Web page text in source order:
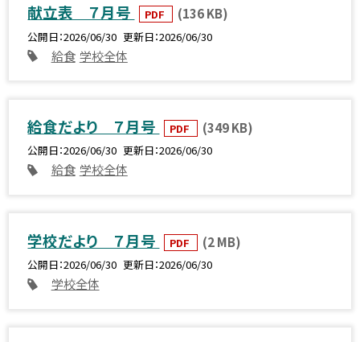
献立表 ７月号 PDF (136 KB)
公開日 2026/06/30 更新日 2026/06/30
給食 学校全体
給食だより ７月号 PDF (349 KB)
公開日 2026/06/30 更新日 2026/06/30
給食 学校全体
学校だより ７月号 PDF (2 MB)
公開日 2026/06/30 更新日 2026/06/30
学校全体